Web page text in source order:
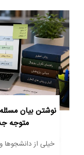
نوشتن بیان
متوجه
خیلی از دانشجوها